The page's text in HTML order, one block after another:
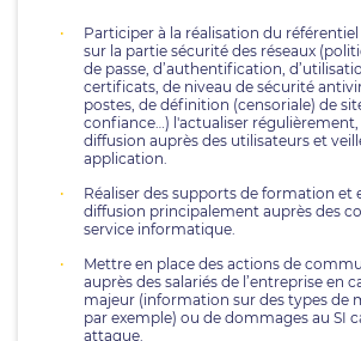
Participer à la réalisation du
sur la partie sécurité des réseaux
de passe, d’authentification,
certificats, de niveau de sécurité
postes, de définition (censoriale) de
confiance…) l'actualiser régulièrement,
diffusion auprès des utilisateurs et
application.
Réaliser des supports de formation et
diffusion principalement auprès des
service informatique.
Mettre en place des actions de
auprès des salariés de l’entreprise en
majeur (information sur des types de
par exemple) ou de dommages au SI
attaque.